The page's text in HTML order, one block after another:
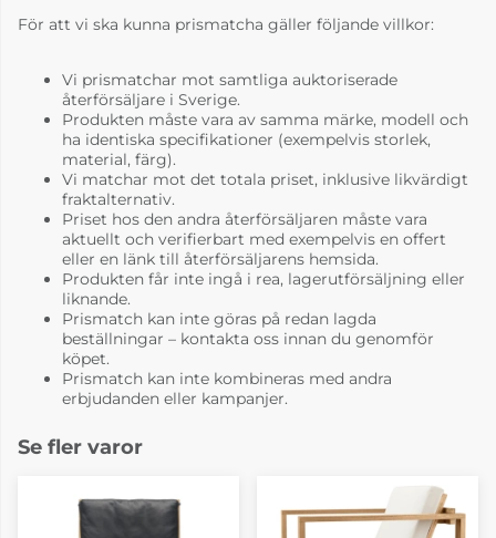
För att vi ska kunna prismatcha gäller följande villkor:
Vi prismatchar mot samtliga auktoriserade
återförsäljare i Sverige.
Produkten måste vara av samma märke, modell och
ha identiska specifikationer (exempelvis storlek,
material, färg).
Vi matchar mot det totala priset, inklusive likvärdigt
fraktalternativ.
Priset hos den andra återförsäljaren måste vara
aktuellt och verifierbart med exempelvis en offert
eller en länk till återförsäljarens hemsida.
Produkten får inte ingå i rea, lagerutförsäljning eller
liknande.
Prismatch kan inte göras på redan lagda
beställningar – kontakta oss innan du genomför
köpet.
Prismatch kan inte kombineras med andra
erbjudanden eller kampanjer.
Se fler varor